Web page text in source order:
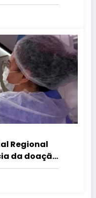
Regional
da doação